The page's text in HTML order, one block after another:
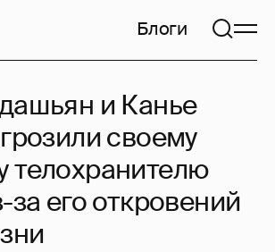
Блоги
и Канье
своему
за его откровений